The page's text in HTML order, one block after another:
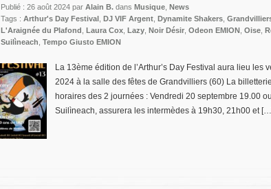
Publié : 26 août 2024 par Alain B. dans Musique News
Tags : Arthur's Day Festival DJ VIF Argent Dynamite Shakers
L'Araignée du Plafond Laura Cox Lazy Noir Désir Odeon EMION Oise
Suilìneach Tempo Giusto EMION
La 13ème édition de l’Arthur’s Day Festival aura lieu les
2024 à la salle des fêtes de Grandvilliers (60) La
horaires des 2 journées : Vendredi 20 septembre 19.00
Suilìneach, assurera les intermèdes à 19h30, 21h00 et